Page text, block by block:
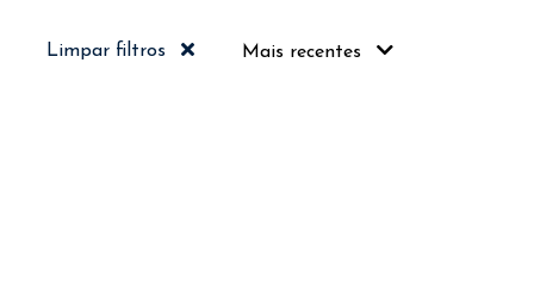
Limpar filtros Mais recentes